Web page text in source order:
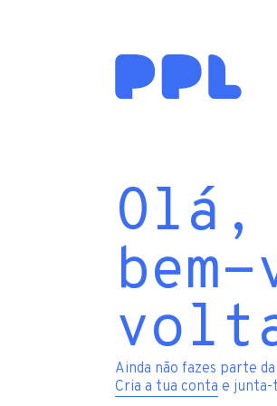
Olá,
Ainda não fazes parte
Cria a tua conta e junta-